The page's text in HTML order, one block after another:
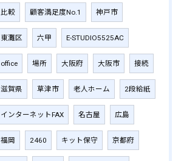
比較 顧客満足度No.1 神戸市
東灘区 六甲 E-STUDIO5525AC
office 場所 大阪府 大阪市 接続
滋賀県 草津市 老人ホーム 2段給紙
インターネットFAX 名古屋 広島
福岡 2460 キット保守 京都府